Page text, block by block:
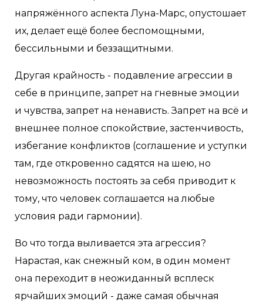
напряжённого аспекта Луна-Марс, опустошает
их, делает ещё более беспомощными,
бессильными и беззащитными.
Другая крайность - подавление агрессии в
себе в принципе, запрет на гневные эмоции
и чувства, запрет на ненависть. Запрет на всё и
внешнее полное спокойствие, застенчивость,
избегание конфликтов (соглашение и уступки
там, где откровенно садятся на шею, но
невозможность постоять за себя приводит к
тому, что человек соглашается на любые
условия ради гармонии).
Во что тогда выливается эта агрессия?
Нарастая, как снежный ком, в один момент
она переходит в неожиданный всплеск
ярчайших эмоций - даже самая обычная